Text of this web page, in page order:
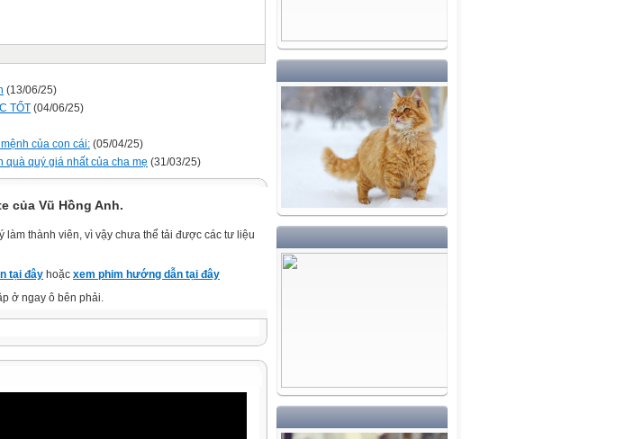
(13/06/25)
TỐT (04/06/25)
của con cái: (05/04/25)
quà quý giá nhất của cha mẹ (31/03/25)
của Vũ Hồng Anh.
thành viên, vì vậy chưa thể tải được các tư liệu
tại đây hoặc xem phim hướng dẫn tại đây
ở ngay ô bên phải.